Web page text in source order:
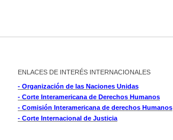
ENLACES DE INTERÉS INTERNACIONALES
- Organización de las Naciones Unidas
- Corte Interamericana de Derechos Humanos
- Comisión Interamericana de derechos Humanos
- Corte Internacional de Justicia